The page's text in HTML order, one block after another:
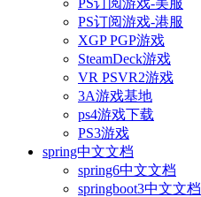
PS订阅游戏-美服
PS订阅游戏-港服
XGP PGP游戏
SteamDeck游戏
VR PSVR2游戏
3A游戏基地
ps4游戏下载
PS3游戏
spring中文文档
spring6中文文档
springboot3中文文档